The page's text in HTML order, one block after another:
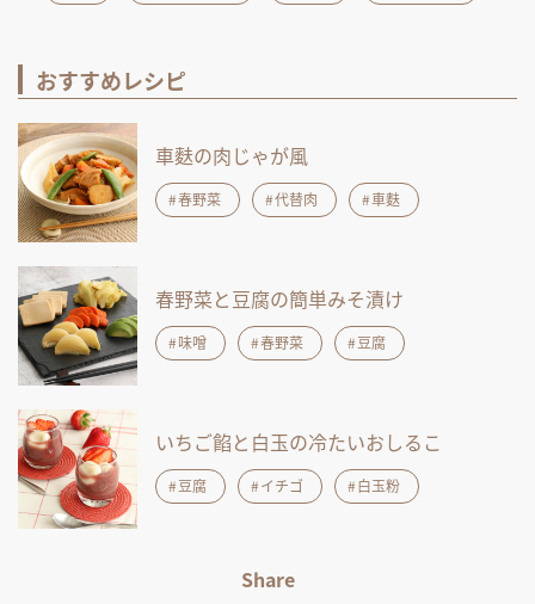
おすすめレシピ
車麩の肉じゃが風
春野菜 代替肉 車麩
春野菜と豆腐の簡単みそ漬け
味噌 春野菜 豆腐
いちご餡と白玉の冷たいおしるこ
豆腐 イチゴ 白玉粉
Share